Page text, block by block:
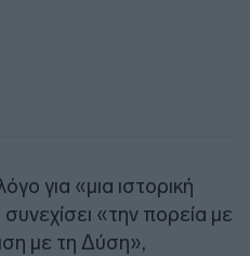
για «μια ιστορική
«την πορεία με
με τη Δύση»,